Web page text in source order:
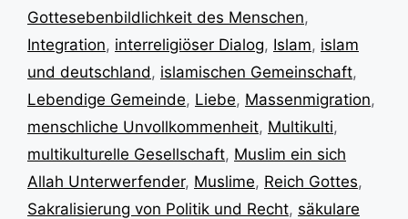
Gottesebenbildlichkeit des Menschen,
Integration, interreligiöser Dialog, Islam, islam
und deutschland, islamischen Gemeinschaft,
Lebendige Gemeinde, Liebe, Massenmigration,
menschliche Unvollkommenheit, Multikulti,
multikulturelle Gesellschaft, Muslim ein sich
Allah Unterwerfender, Muslime, Reich Gottes,
Sakralisierung von Politik und Recht, säkulare